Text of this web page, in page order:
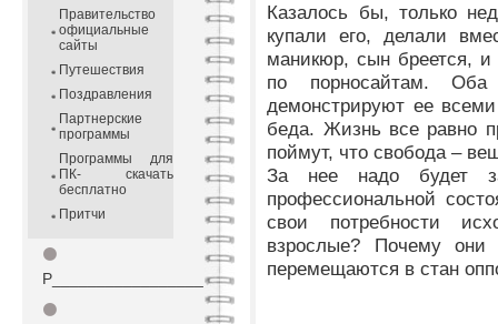
Правительство
официальные
сайты
Путешествия
Поздравления
Партнерские
программы
Программы для
ПК- скачать
бесплатно
Притчи
⚫
Р_________________
⚫
Казалось бы, только
купали его, делали
маникюр, сын бреется, и
по порносайтам.
демонстрируют ее
беда. Жизнь все равно
поймут, что свобода –
За нее надо будет
профессиональной
свои потребности
взрослые? Почему
перемещаются в стан